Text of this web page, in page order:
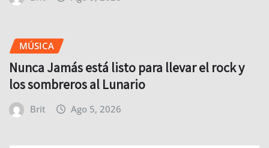
MÚSICA
Nunca Jamás está listo para llevar el rock y
los sombreros al Lunario
Brit Ago 5, 2026